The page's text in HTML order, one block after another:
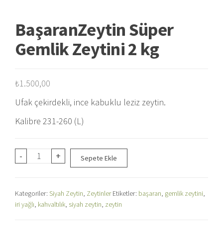
BaşaranZeytin Süper
Gemlik Zeytini 2 kg
₺1.500,00
Ufak çekirdekli, ince kabuklu leziz zeytin.
Kalibre 231-260 (L)
-
BaşaranZeytin
Zeytini
2
+ Sepete Ekle
Kategoriler: Siyah Zeytin Zeytinler Etiketler: başaran gemlik zeytini
iri yağlı kahvaltılık siyah zeytin zeytin